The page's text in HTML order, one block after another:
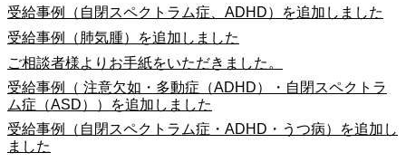
受給事例（自閉スペクトラム症、ADHD）を追加しました
受給事例（肺気腫）を追加しました
ご相談者様よりお手紙をいただきました。
受給事例（ 注意欠如・多動症（ADHD）・自閉スペクトラ
ム症（ASD））を追加しました
受給事例（自閉スペクトラム症・ADHD・うつ病）を追加し
ました